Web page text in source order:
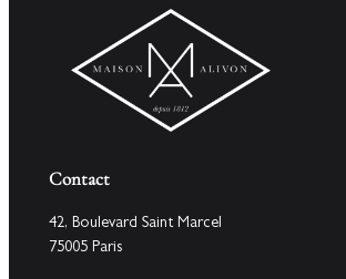
Contact
42, Boulevard Saint Marcel
75005 Paris